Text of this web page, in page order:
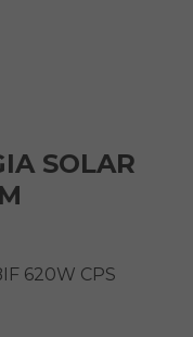
SOLAR
620W CPS